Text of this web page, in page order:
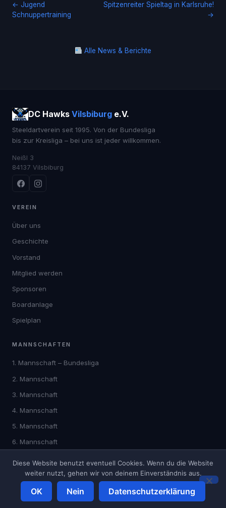
← Jugend
Schnuppertraining
Spitzenreiter Spieltag in Karlsruhe!
→
Alle News & Berichte
DC Hawks Vilsbiburg e.V.
Steeldartverein seit 1995. Von der Bundesliga
bis zur Kreisliga – bei uns ist jeder willkommen.
Neißl 3
84137 Vilsbiburg
VEREIN
Über uns
Geschichte
Vorstand
Mitglied werden
Sponsoren
Boardanlage
Spielplan
MANNSCHAFTEN
1. Mannschaft – Bundesliga
2. Mannschaft
3. Mannschaft
4. Mannschaft
5. Mannschaft
6. Mannschaft
© 2026 DC Hawks Vilsbiburg e.V. – Alle Rechte vorbehalten.
v1.7.0
ImpressumDatenschutz
Diese Website benutzt eventuell Cookies. Wenn du die Website
weiter nutzt, gehen wir von deinem Einverständnis aus.
OK Nein Datenschutzerklärung